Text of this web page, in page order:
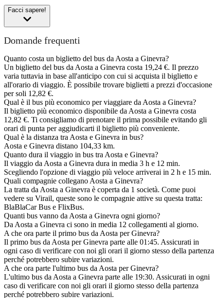
Facci sapere!
Domande frequenti
Quanto costa un biglietto del bus da Aosta a Ginevra?
Un biglietto del bus da Aosta a Ginevra costa 19,24 €. Il prezzo
varia tuttavia in base all'anticipo con cui si acquista il biglietto e
all'orario di viaggio. È possibile trovare biglietti a prezzi d'occasione
per soli 12,82 €.
Qual è il bus più economico per viaggiare da Aosta a Ginevra?
Il biglietto più economico disponibile da Aosta a Ginevra costa
12,82 €. Ti consigliamo di prenotare il prima possibile evitando gli
orari di punta per aggiudicarti il biglietto più conveniente.
Qual è la distanza tra Aosta e Ginevra in bus?
Aosta e Ginevra distano 104,33 km.
Quanto dura il viaggio in bus tra Aosta e Ginevra?
Il viaggio da Aosta a Ginevra dura in media 3 h e 12 min.
Scegliendo l'opzione di viaggio più veloce arriverai in 2 h e 15 min.
Quali compagnie collegano Aosta a Ginevra?
La tratta da Aosta a Ginevra è coperta da 1 società. Come puoi
vedere su Virail, queste sono le compagnie attive su questa tratta:
BlaBlaCar Bus e FlixBus.
Quanti bus vanno da Aosta a Ginevra ogni giorno?
Da Aosta a Ginevra ci sono in media 12 collegamenti al giorno.
A che ora parte il primo bus da Aosta per Ginevra?
Il primo bus da Aosta per Ginevra parte alle 01:45. Assicurati in
ogni caso di verificare con noi gli orari il giorno stesso della partenza
perché potrebbero subire variazioni.
A che ora parte l'ultimo bus da Aosta per Ginevra?
L'ultimo bus da Aosta a Ginevra parte alle 19:30. Assicurati in ogni
caso di verificare con noi gli orari il giorno stesso della partenza
perché potrebbero subire variazioni.